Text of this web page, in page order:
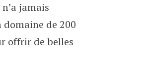
jamais
de 200
offrir de belles